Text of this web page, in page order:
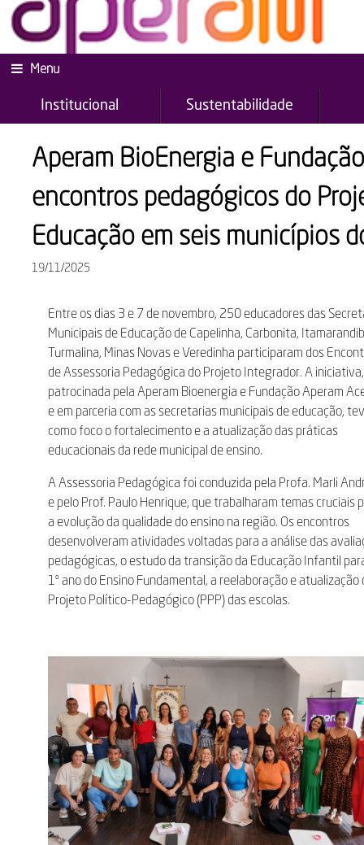
Menu
Institucional Sustentabilidade
Aperam BioEnergia e
encontros pedagógicos do
Educação em seis municípios
19/11/2025
Entre os dias 3 e 7 de novembro, 250 educadores das
Municipais de Educação de Capelinha, Carbonita,
Turmalina, Minas Novas e Veredinha participaram dos
de Assessoria Pedagógica do Projeto Integrador. A iniciativa,
patrocinada pela Aperam Bioenergia e Fundação Aperam
e em parceria com as secretarias municipais de educação,
como foco o fortalecimento e a atualização das práticas
educacionais da rede municipal de ensino.
A Assessoria Pedagógica foi conduzida pela Profa. Marli
e pelo Prof. Paulo Henrique, que trabalharam temas cruciais
a evolução da qualidade do ensino na região. Os encontros
desenvolveram atividades voltadas para a análise das
pedagógicas, o estudo da transição da Educação Infantil
1º ano do Ensino Fundamental, a reelaboração e atualização
Projeto Político-Pedagógico (PPP) das escolas.